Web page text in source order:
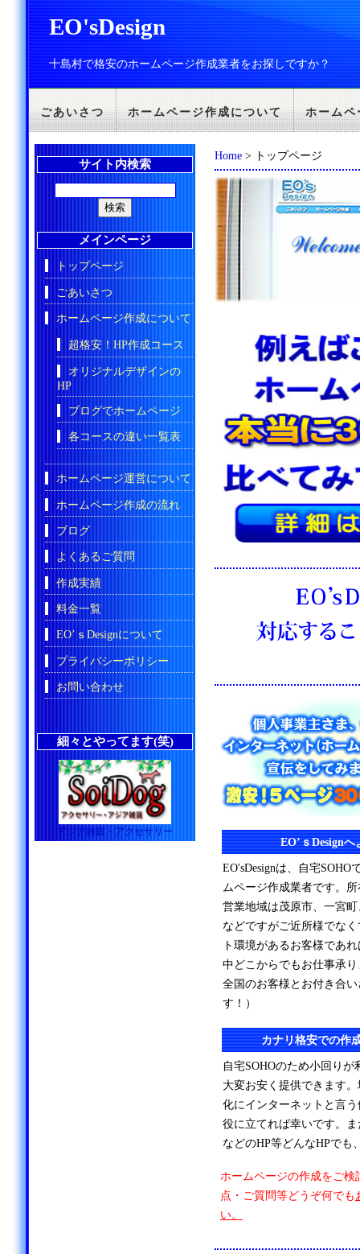
EO'sDesign
十島村で格安のホームページ作成業者をお探しですか？
ごあいさつ ホームページ作成について ホームペ
Home > トップページ
EO’ｓDesign
EO'sDesignは、自宅SOHO
ムページ作成業者です。
営業地域は茂原市、一宮
などですがご近所様でな
ト環境があるお客様であ
中どこからでもお仕事承
全国のお客様とお付き合
す！）
カナリ格安での作
自宅SOHOのため小回り
大変お安く提供できます
化にインターネットと言
役に立てれば幸いです。
などのHP等どんなHPでも
ホームページの作成をご検
点・ご質問等どうぞ何でも
い。
サイト内検索
メインページ
トップページ
ごあいさつ
ホームページ作成について
超格安！HP作成コース
オリジナルデザインの
HP
ブログでホームページ
各コースの違い一覧表
ホームページ運営について
ホームページ作成の流れ
ブログ
よくあるご質問
作成実績
料金一覧
EO’ｓDesignについて
プライバシーポリシー
お問い合わせ
細々とやってます(笑)
アジア雑貨・アクセサリー